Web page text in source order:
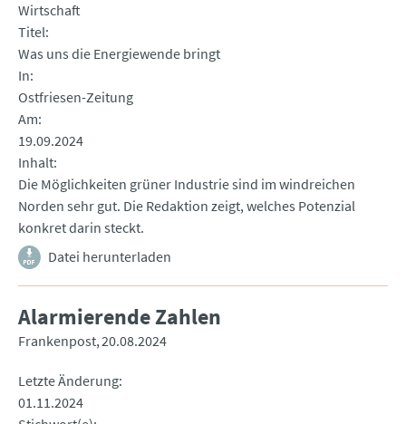
Wirtschaft
Titel
Was uns die Energiewende bringt
In
Ostfriesen-Zeitung
Am
19.09.2024
Inhalt
Die Möglichkeiten grüner Industrie sind im windreichen
Norden sehr gut. Die Redaktion zeigt, welches Potenzial
konkret darin steckt.
Datei herunterladen
Alarmierende Zahlen
Frankenpost 20.08.2024
Letzte Änderung
01.11.2024